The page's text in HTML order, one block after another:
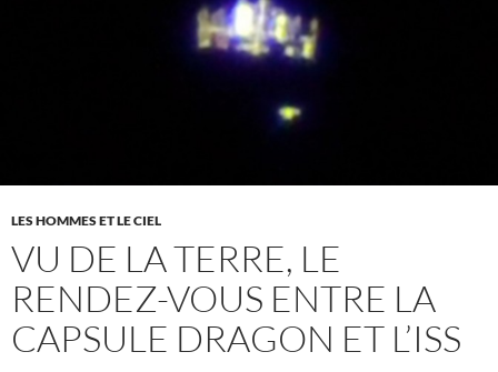
LES HOMMES ET LE CIEL
VU DE LA TERRE, LE
RENDEZ-VOUS ENTRE LA
CAPSULE DRAGON ET L’ISS